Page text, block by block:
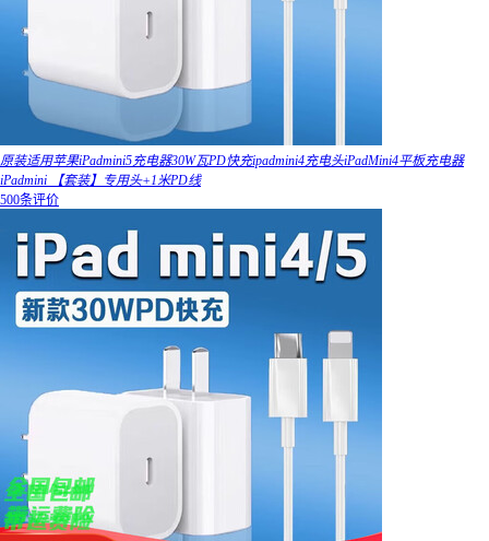
原装适用苹果iPadmini5充电器30W瓦PD快充ipadmini4充电头iPadMini4平板充电器
iPadmini 【套装】专用头+1米PD线
500条评价